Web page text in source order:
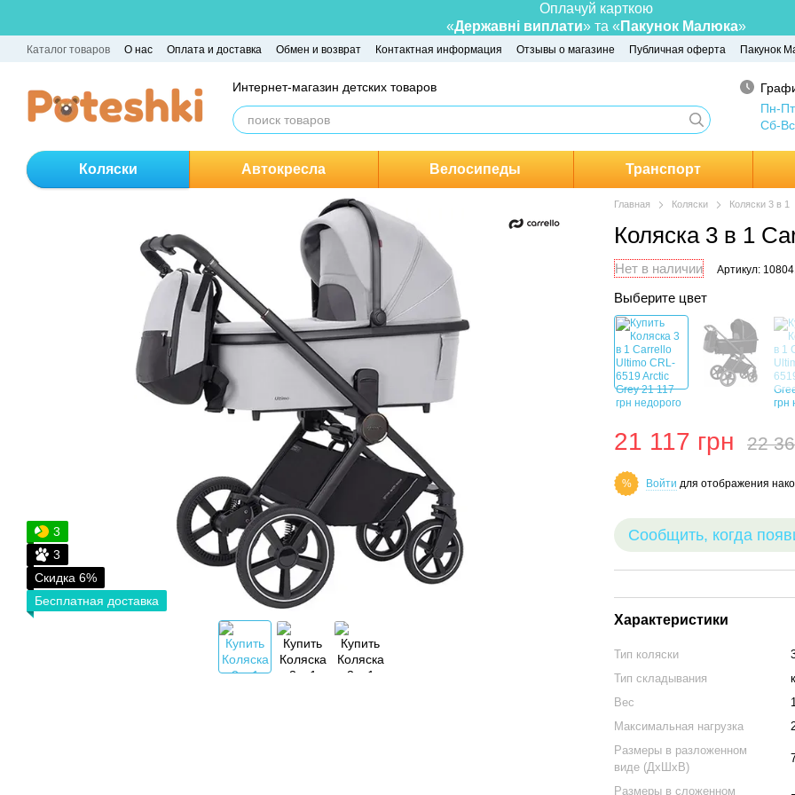
Оплачуй карткою
«Державні виплати» та « Пакунок Малюка»
Каталог товаров О нас Оплата и доставка Обмен и возврат Контактная информация Отзывы о магазине Публичная оферта Пакунок
Интернет-магазин детских товаров
Пн-
Сб-
Коляски Автокресла Велосипеды Транспорт
3
3
Скидка 6%
Бесплатная доставка
Главная Коляски Коляски 3 в 1
Коляска 3 в 1
Нет в наличии Артикул:
Выберите цвет
21 117 грн 22
% Войти для отображения
Сообщить, когда
Характеристики
Тип коляски
Тип складывания
Вес
Максимальная нагрузка
Размеры в разложенном
виде (ДхШхВ)
Размеры в сложенном